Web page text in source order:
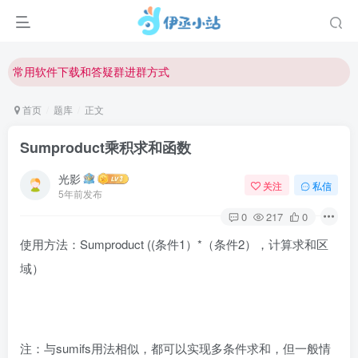
欢迎反馈网站中存在的问题和建议！
常用软件下载和答疑群进群方式
欢迎访问伊丞小站！
首页 题库 正文
Sumproduct乘积求和函数
光影
5年前发布
关注 私信
0 217 0
使用方法：Sumproduct ((条件1）*（条件2），计算求和区
域）
注：与sumifs用法相似，都可以实现多条件求和，但一般情